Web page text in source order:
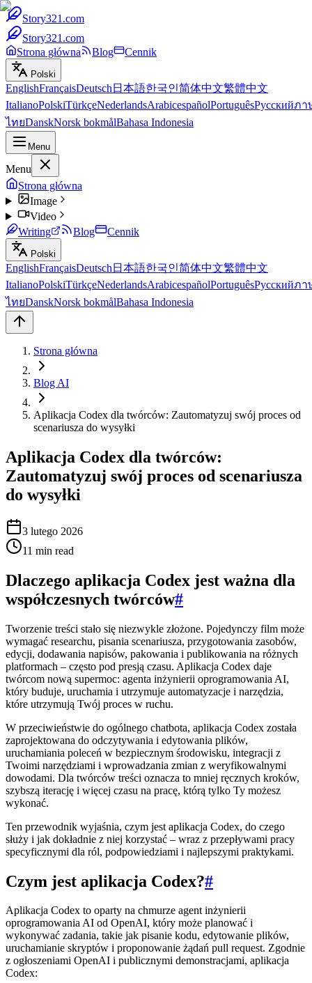
Story321.com
Story321.com
Strona główna
Blog Cennik
Polski
EnglishFrançaisDeutsch 日本語한국인简体中文繁體中文
ItalianoPolskiTürkçeNederlandsArabicespañolPortuguêsРусскийภา
ไทยDanskNorsk bokmålBahasa Indonesia
Menu
Menu
Strona główna
Image
Video
Writing
Blog Cennik
Polski
EnglishFrançaisDeutsch 日本語한국인简体中文繁體中文
ItalianoPolskiTürkçeNederlandsArabicespañolPortuguêsРусскийภา
ไทยDanskNorsk bokmålBahasa Indonesia
Strona główna
Blog AI
Aplikacja Codex dla twórców: Zautomatyzuj swój proces od
scenariusza do wysyłki
Aplikacja Codex dla twórców:
Zautomatyzuj swój proces od scenariusza
do wysyłki
3 lutego 2026
11 min read
Dlaczego aplikacja Codex jest ważna dla
współczesnych twórców#
Tworzenie treści stało się niezwykle złożone. Pojedynczy film może
wymagać researchu, pisania scenariusza, przygotowania zasobów,
edycji, dodawania napisów, pakowania i publikowania na różnych
platformach – często pod presją czasu. Aplikacja Codex daje
twórcom nową supermoc: agenta inżynierii oprogramowania AI,
który buduje, uruchamia i utrzymuje automatyzacje i narzędzia,
które utrzymują Twój proces w ruchu.
W przeciwieństwie do ogólnego chatbota, aplikacja Codex została
zaprojektowana do odczytywania i edytowania plików,
uruchamiania poleceń w bezpiecznym środowisku, integracji z
Twoimi narzędziami i wprowadzania zmian z weryfikowalnymi
dowodami. Dla twórców treści oznacza to mniej ręcznych kroków,
szybszą iterację i więcej czasu na pracę, którą tylko Ty możesz
wykonać.
Ten przewodnik wyjaśnia, czym jest aplikacja Codex, do czego
służy i jak dokładnie z niej korzystać – wraz z przepływami pracy
specyficznymi dla ról, podpowiedziami i najlepszymi praktykami.
Czym jest aplikacja Codex?#
Aplikacja Codex to oparty na chmurze agent inżynierii
oprogramowania AI od OpenAI, który może planować i
wykonywać zadania, takie jak pisanie kodu, edytowanie plików,
uruchamianie skryptów i proponowanie żądań pull request. Zgodnie
z ogłoszeniami OpenAI i publicznymi demonstracjami, aplikacja
Codex: